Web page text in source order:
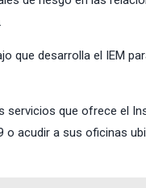
que desarrolla el IEM
que ofrece el
acudir a sus oficinas